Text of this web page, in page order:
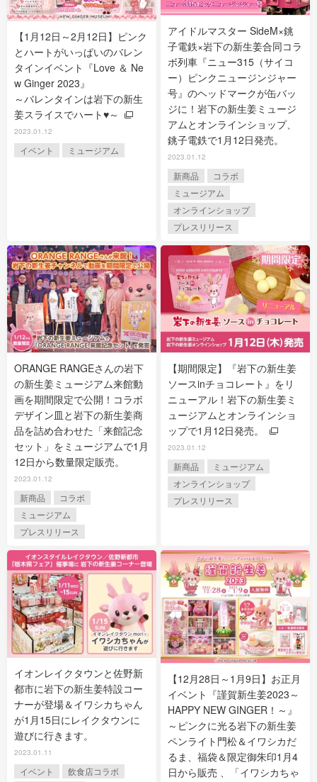
【1月12日～2月12日】ピンク
とハートがいっぱいのバレン
タインイベント『Love ＆ Ne
w Ginger 2023』
～バレンタインは岩下の新生
姜スライスでハート♥～
2023.01.12
イベント ミュージアム
アイドルマスター SideM×銚
子電鉄×岩下の新生姜合同コラ
ボ列車『ニュー315（サイコ
ー）ピンクニュージンジャー
号』のヘッドマークが缶バッ
ジに！岩下の新生姜ミュージ
アムとオンラインショップ、
銚子電鉄で1月12日発売。
2023.01.12
新商品
コラボ
ミュージアム
オンラインショップ
プレスリリース
ORANGE RANGEさんの岩下
の新生姜ミュージアム来館動
画を期間限定で公開！コラボ
デザイン皿と岩下の新生姜商
品を詰め合わせた「来館記念
セット」をミュージアムで1月
12日から数量限定販売。
2023.01.12
新商品
コラボ
ミュージアム
プレスリリース
【期間限定】『岩下の新生姜
ソースinチョコレート』をリ
ニューアル！岩下の新生姜ミ
ュージアムとオンラインショ
ップで1月12日発売。
2023.01.12
新商品
ミュージアム
オンラインショップ
プレスリリース
イオンレイクタウンと佐野新
都市に岩下の新生姜特設コー
ナーが登場＆イワシカちゃん
が1月15日にレイクタウンに
遊びに行きます。
2023.01.11
イベント
飲食店コラボ
【12月28日～1月9日】お正月
イベント『謹賀新生姜2023～
HAPPY NEW GINGER！～』
～ピンクに光る岩下の新生姜
ペンライト門松＆イワシカだ
るま、福袋＆限定御朱印1月4
日から販売 、「イワシカちゃ